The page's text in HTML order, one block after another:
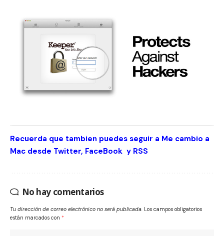
Recuerda que tambien puedes seguir a Me cambio a
Mac desde Twitter, FaceBook y RSS
No hay comentarios
Tu dirección de correo electrónico no será publicada. Los campos obligatorios
están marcados con *